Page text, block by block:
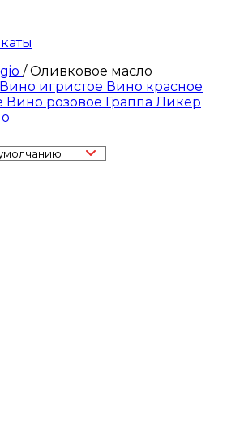
/Оливковое масло
Вино игристое Вино красное
Вино розовое Граппа Ликер